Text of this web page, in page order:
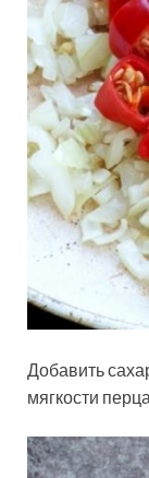
Добавить
мягкости